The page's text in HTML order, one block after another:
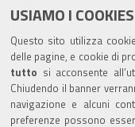
USIAMO I COOKIES
Questo sito utilizza
delle pagine, e cookie di
tutto si acconsente
Chiudendo il banner
navigazione e alcuni
preferenze possono
Trasparenza
Amministrazione
Albo Camerale
Pubblicità Legale